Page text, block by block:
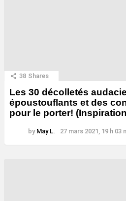
38 Shares
Les 30 décolletés
époustouflants et des
pour le porter!
by May L. 27 mars 2021, 19 h 03